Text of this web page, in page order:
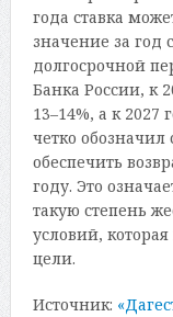
года ставка
значение за год
долгосрочной
Банка России, к
13–14%, а к 2027
четко
обеспечить
году. Это
такую степень
условий,
цели.
Источник: